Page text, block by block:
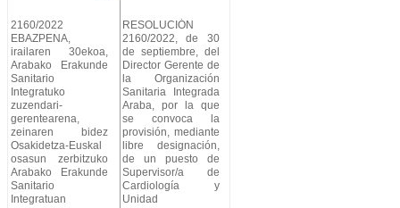
2160/2022
EBAZPENA,
irailaren 30ekoa,
Arabako Erakunde
Sanitario
Integratuko
zuzendari-
gerentearena,
zeinaren bidez
Osakidetza-Euskal
osasun zerbitzuko
Arabako Erakunde
Sanitario
Integratuan
RESOLUCIÓN
2160/2022, de 30
de septiembre, del
Director Gerente de
la Organización
Sanitaria Integrada
Araba, por la que
se convoca la
provisión, mediante
libre designación,
de un puesto de
Supervisor/a de
Cardiología y
Unidad